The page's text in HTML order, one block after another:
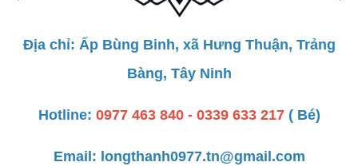
Địa chỉ: Ấp Bùng Binh, xã Hưng Thuận, Trảng
Bàng, Tây Ninh
Hotline: 0977 463 840 - 0339 633 217( Bé)
Email: longthanh0977.tn@gmail.com